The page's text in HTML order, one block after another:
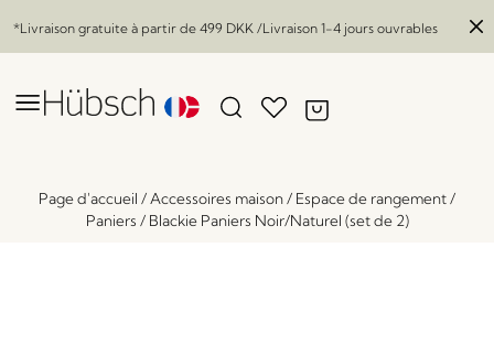
*Livraison gratuite à partir de 499 DKK /Livraison 1-4 jours ouvrables
Page d'accueil / Accessoires maison/ Espace de rangement/
Paniers / Blackie Paniers Noir/Naturel (set de 2)